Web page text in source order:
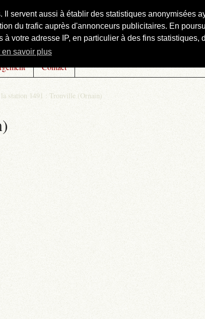
servent aussi à établir des statistiques anonymisées
du trafic auprès d'annonceurs publicitaires. En
votre adresse IP, en particulier à des fins statistiques,
en savoir plus
Contact
station 1491 : Tronville (Ornain)